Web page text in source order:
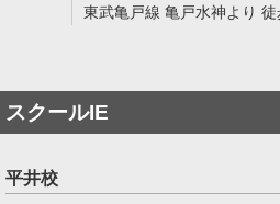
東武亀戸線 亀戸水神より
スクールIE
平井校